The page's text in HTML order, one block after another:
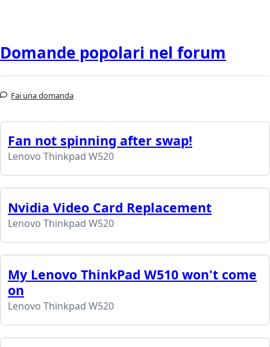
Domande popolari nel forum
Fai una domanda
Fan not spinning after swap!
Lenovo Thinkpad W520
Nvidia Video Card Replacement
Lenovo Thinkpad W520
My Lenovo ThinkPad W510 won't come
on
Lenovo Thinkpad W520